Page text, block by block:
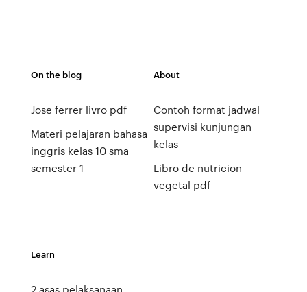
On the blog
Jose ferrer livro pdf
Materi pelajaran bahasa
inggris kelas 10 sma
semester 1
About
Contoh format jadwal
supervisi kunjungan
kelas
Libro de nutricion
vegetal pdf
Learn
2 asas pelaksanaan